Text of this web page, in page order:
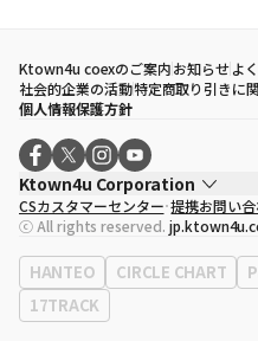
Ktown4u coexのご案内お知らせよ
社会的企業の活動特定商取り引きに
個人情報保護方針
Ktown4u Corporation
代表取締役
ソン・ヒョミン
事業者登録番号120-87-71116
eContext
0120-23-7523
事務所住所
ソウル特別市江南区
CSカスタマーセンター 提携お問い
ⓒ All rights reserved.
HANTEO CIRCLE CHART
17TRACK